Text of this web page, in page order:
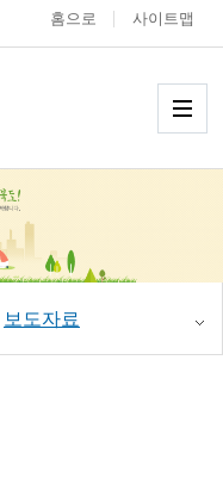
북도 도시재
홈으로 사이트맵
보도자료